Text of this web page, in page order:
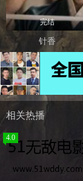
完结
针香
相关热播
4.0